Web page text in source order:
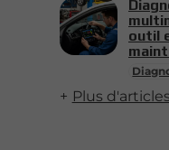
outil
Plus d'articles